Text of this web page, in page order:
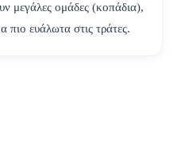
μεγάλες ομάδες (κοπάδια),
πιο ευάλωτα στις τράτες.